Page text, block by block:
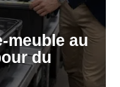
meuble au
du